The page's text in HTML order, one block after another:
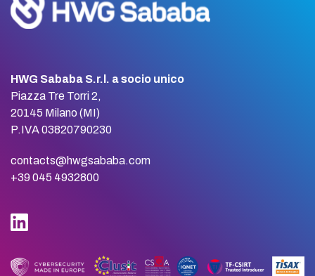
HWG Sababa S.r.l. a socio unico
Piazza Tre Torri 2,
20145 Milano (MI)
P.IVA 03820790230
contacts@hwgsababa.com
+39 045 4932800